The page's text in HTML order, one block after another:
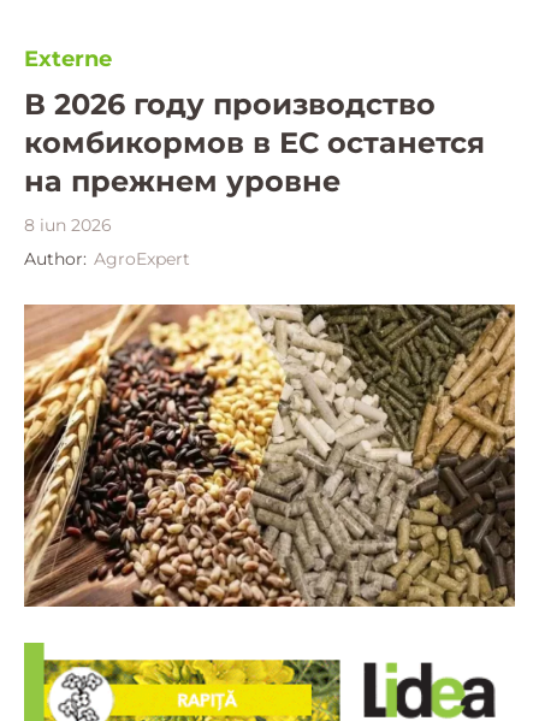
Externe
В 2026 году производство
комбикормов в ЕС останется
на прежнем уровне
8 iun 2026
Author: AgroExpert